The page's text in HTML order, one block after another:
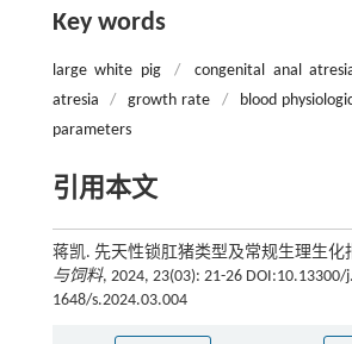
Key words
large white pig / congenital anal
atresia
/ growth rate /
blood
parameters
引用本文
蒋凯. 先天性锁肛猪类型及常规生理生化
与饲料, 2024, 23(03): 21-26 DOI:10.13300/
1648/s.2024.03.004